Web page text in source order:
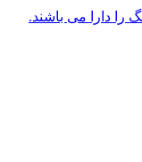
را دارا می باشند.